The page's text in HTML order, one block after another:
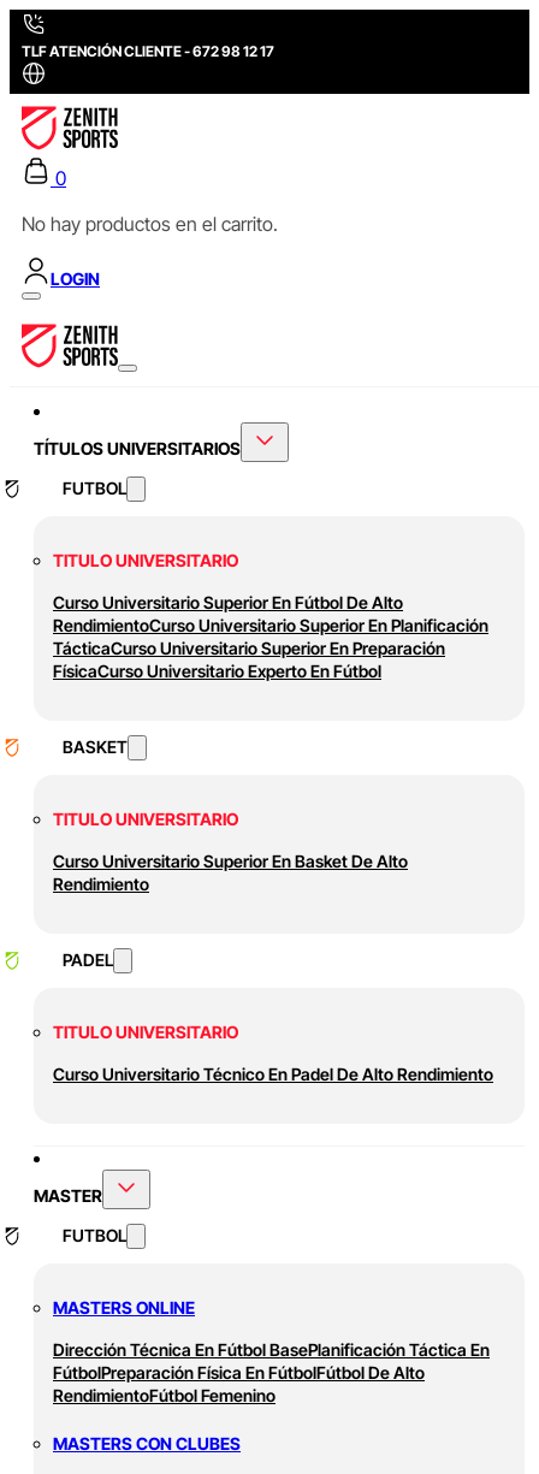
TLF ATENCIÓN CLIENTE - 672 98 12 17
0
No hay productos en el carrito.
LOGIN
TÍTULOS UNIVERSITARIOS
FUTBOL
TITULO UNIVERSITARIO
Curso Universitario Superior En Fútbol De Alto
RendimientoCurso Universitario Superior En Planificación
TácticaCurso Universitario Superior En Preparación
FísicaCurso Universitario Experto En Fútbol
BASKET
TITULO UNIVERSITARIO
Curso Universitario Superior En Basket De Alto
Rendimiento
PADEL
TITULO UNIVERSITARIO
Curso Universitario Técnico En Padel De Alto Rendimiento
MASTER
FUTBOL
MASTERS ONLINE
Dirección Técnica En Fútbol BasePlanificación Táctica En
FútbolPreparación Física En FútbolFútbol De Alto
RendimientoFútbol Femenino
MASTERS CON CLUBES